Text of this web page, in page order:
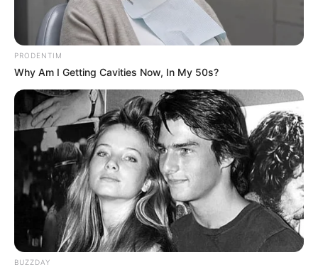
PRODENTIM
Why Am I Getting Cavities Now, In My 50s?
BUZZDAY